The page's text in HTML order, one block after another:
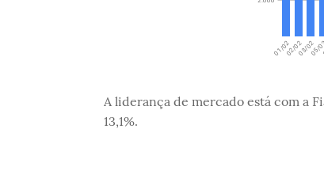
A liderança de mercado está com a
13,1%.